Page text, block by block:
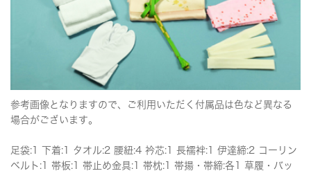
参考画像となりますので、ご利用いただく付属品は色など異なる
場合がございます。
足袋:1 下着:1 タオル:2 腰紐:4 衿芯:1 長襦袢:1 伊達締:2 コーリン
ベルト:1 帯板:1 帯止め金具:1 帯枕:1 帯揚・帯締:各1 草履・バッ